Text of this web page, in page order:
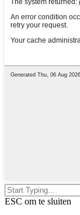
ESC om te sluiten